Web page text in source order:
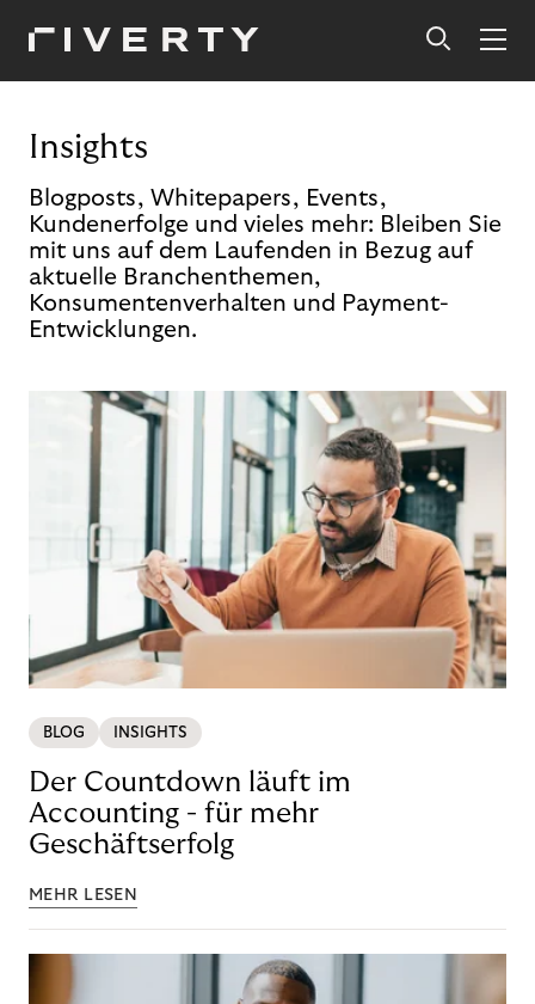
Insights
Blogposts, Whitepapers, Events,
Kundenerfolge und vieles mehr: Bleiben Sie
mit uns auf dem Laufenden in Bezug auf
aktuelle Branchenthemen,
Konsumentenverhalten und Payment-
Entwicklungen.
BLOG INSIGHTS
Der Countdown läuft im
Accounting - für mehr
Geschäftserfolg
MEHR LESEN